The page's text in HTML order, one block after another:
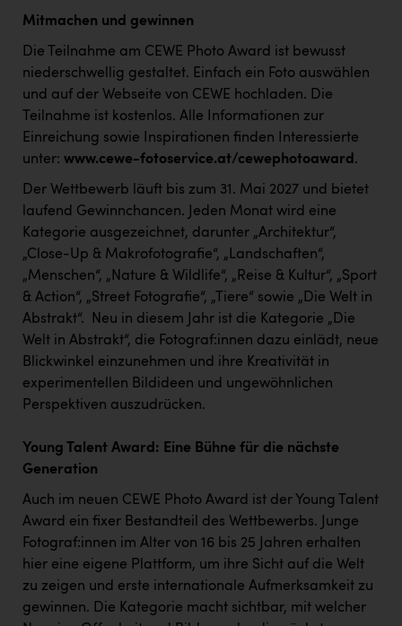
Kremsmüller Anlagenbau GmbH
Maximarkt
Oldtimer Raststationen und Motorhotels
Österreichischer Kachelofenverband
Orlen
PEZ
PÜSPÖK
REMAX
RE/MAX Welcome
Resch&Frisch
RUBBLE MASTER
SCRI - Salzburg Cancer Research Institute
SCHMACHTL GmbH
Seher + Partner
Smurfit Westrock Nettingsdorf
Mitmachen und gewinnen
Die Teilnahme am CEWE Photo Award ist bewusst
niederschwellig gestaltet. Einfach ein Foto auswählen
und auf der Webseite von CEWE hochladen. Die
Teilnahme ist kostenlos. Alle Informationen zur
Einreichung sowie Inspirationen finden Interessierte
unter: www.cewe-fotoservice.at/cewephotoaward.
Der Wettbewerb läuft bis zum 31. Mai 2027 und bietet
laufend Gewinnchancen. Jeden Monat wird eine
Kategorie ausgezeichnet, darunter „Architektur“,
„Close-Up & Makrofotografie“, „Landschaften“,
„Menschen“, „Nature & Wildlife“, „Reise & Kultur“, „Sport
& Action“, „Street Fotografie“, „Tiere“ sowie „Die Welt in
Abstrakt“. Neu in diesem Jahr ist die Kategorie „Die
Welt in Abstrakt“, die Fotograf:innen dazu einlädt, neue
Blickwinkel einzunehmen und ihre Kreativität in
experimentellen Bildideen und ungewöhnlichen
Perspektiven auszudrücken.
Young Talent Award: Eine Bühne für die nächste
Generation
Auch im neuen CEWE Photo Award ist der Young Talent
Award ein fixer Bestandteil des Wettbewerbs. Junge
Fotograf:innen im Alter von 16 bis 25 Jahren erhalten
hier eine eigene Plattform, um ihre Sicht auf die Welt
zu zeigen und erste internationale Aufmerksamkeit zu
gewinnen. Die Kategorie macht sichtbar, mit welcher